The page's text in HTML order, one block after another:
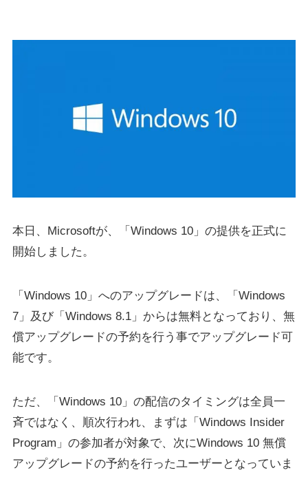
本日、Microsoftが、「Windows 10」の提供を正式に
開始しました。
「Windows 10」へのアップグレードは、「Windows
7」及び「Windows 8.1」からは無料となっており、無
償アップグレードの予約を行う事でアップグレード可
能です。
ただ、「Windows 10」の配信のタイミングは全員一
斉ではなく、順次行われ、まずは「Windows Insider
Program」の参加者が対象で、次にWindows 10 無償
アップグレードの予約を行ったユーザーとなっていま